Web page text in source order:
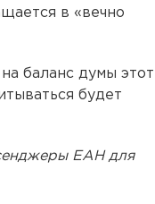
в «вечно
баланс думы этот
будет
ЕАН для